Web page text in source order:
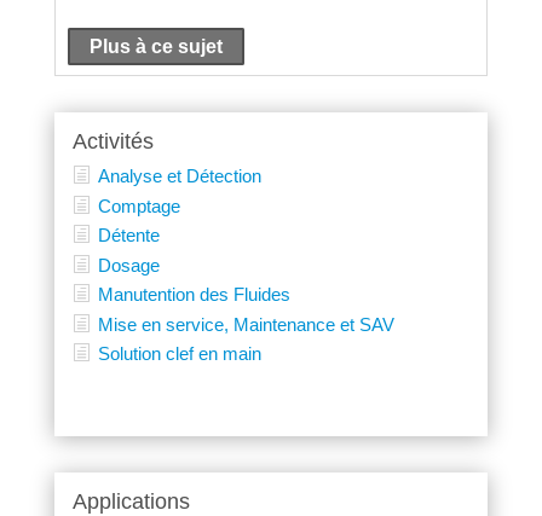
Plus à ce sujet
Activités
Analyse et Détection
Comptage
Détente
Dosage
Manutention des Fluides
Mise en service, Maintenance et SAV
Solution clef en main
Applications